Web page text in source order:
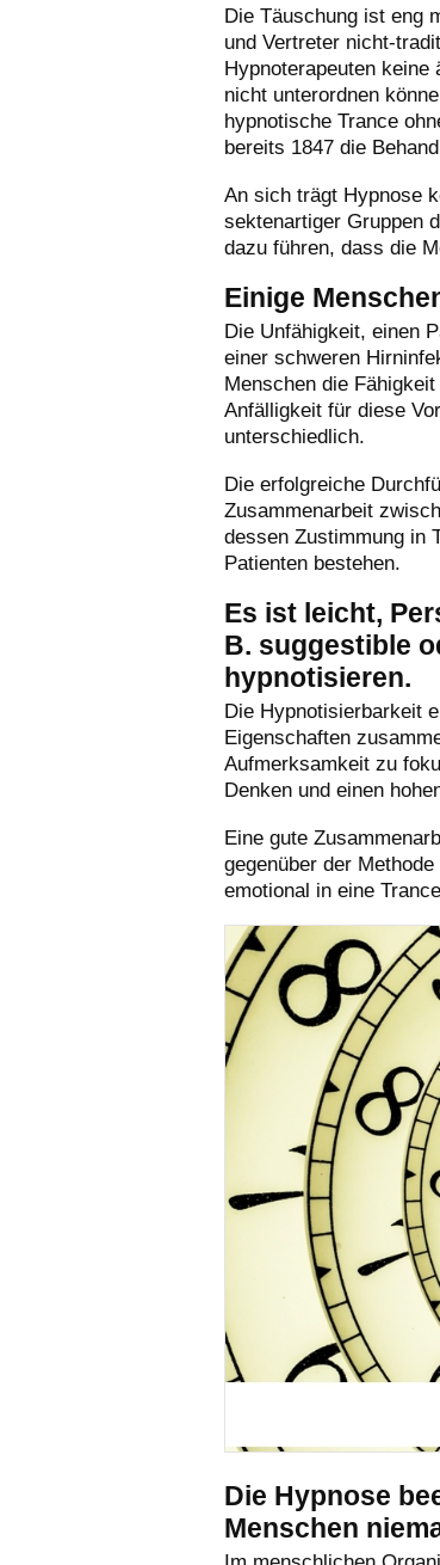
Die Täuschung ist eng
und Vertreter nicht-
Hypnoterapeuten
nicht unterordnen
hypnotische Trance
bereits 1847 die
An sich trägt Hypnose
sektenartiger Gruppen
dazu führen, dass die
Einige
Die Unfähigkeit, einen
einer schweren
Menschen die
Anfälligkeit für diese
unterschiedlich.
Die erfolgreiche
Zusammenarbeit
dessen Zustimmung in
Patienten bestehen.
Es ist leicht,
B. suggestible
hypnotisieren.
Die Hypnotisierbarkeit
Eigenschaften
Aufmerksamkeit zu
Denken und einen
Eine gute
gegenüber der
emotional in eine
Die Hypnose
Menschen